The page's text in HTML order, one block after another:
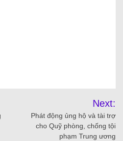
Next:
Phát động ủng hộ và tài trợ
cho Quỹ phòng, chống tội
phạm Trung ương